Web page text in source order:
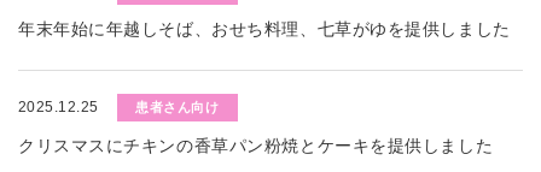
年末年始に年越しそば、おせち料理、七草がゆを提供しました
2025.12.25 患者さん向け
クリスマスにチキンの香草パン粉焼とケーキを提供しました